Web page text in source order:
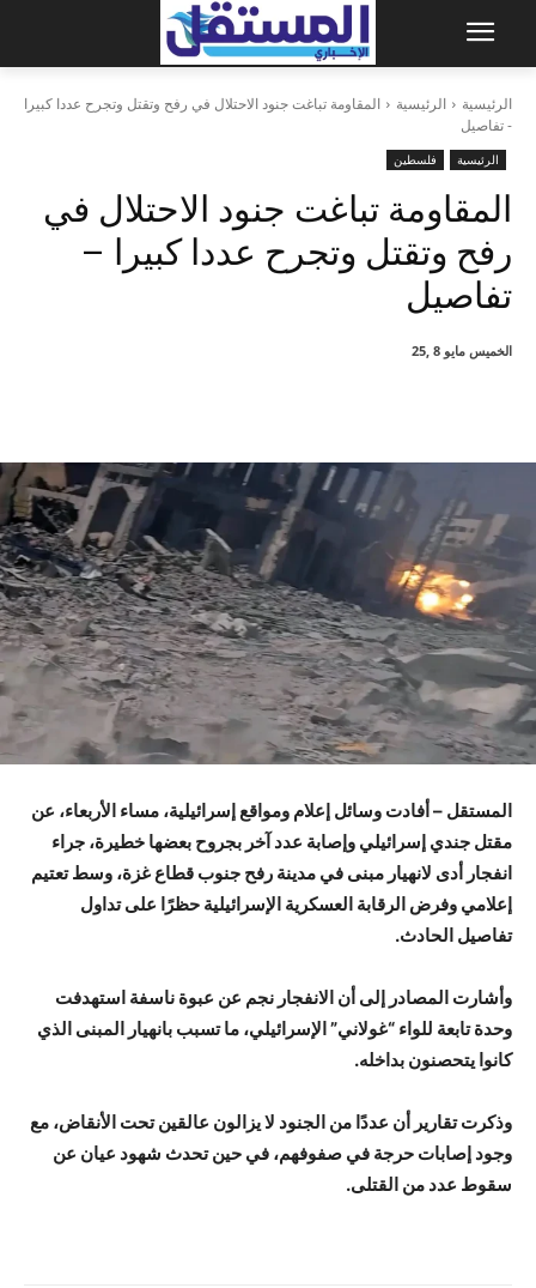
الرئيسية الرئيسية
المقاومة تباغت جنود الاحتلال في رفح وتقتل وتجرح عددا كبيرا
- تفاصيل
الرئيسية فلسطين
المقاومة تباغت جنود الاحتلال في
رفح وتقتل وتجرح عددا كبيرا –
تفاصيل
الخميس مايو 8 ,25
المستقل – أفادت وسائل إعلام ومواقع إسرائيلية، مساء الأربعاء، عن
مقتل جندي إسرائيلي وإصابة عدد آخر بجروح بعضها خطيرة، جراء
انفجار أدى لانهيار مبنى في مدينة رفح جنوب قطاع غزة، وسط تعتيم
إعلامي وفرض الرقابة العسكرية الإسرائيلية حظرًا على تداول
تفاصيل الحادث.
وأشارت المصادر إلى أن الانفجار نجم عن عبوة ناسفة استهدفت
وحدة تابعة للواء “غولاني” الإسرائيلي، ما تسبب بانهيار المبنى الذي
كانوا يتحصنون بداخله.
وذكرت تقارير أن عددًا من الجنود لا يزالون عالقين تحت الأنقاض، مع
وجود إصابات حرجة في صفوفهم، في حين تحدث شهود عيان عن
سقوط عدد من القتلى.